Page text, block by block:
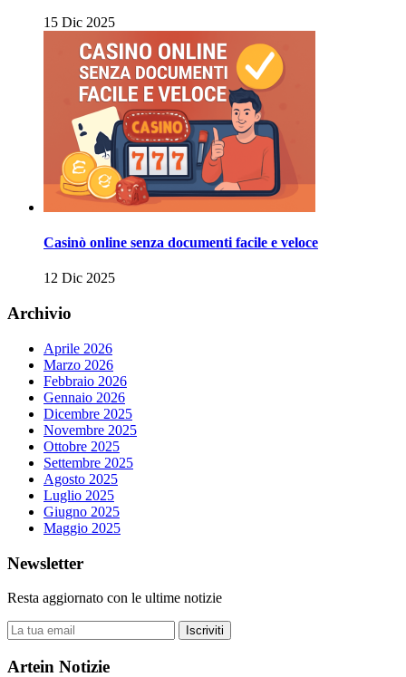
15 Dic 2025
Casinò online senza documenti facile e veloce
12 Dic 2025
Archivio
Aprile 2026
Marzo 2026
Febbraio 2026
Gennaio 2026
Dicembre 2025
Novembre 2025
Ottobre 2025
Settembre 2025
Agosto 2025
Luglio 2025
Giugno 2025
Maggio 2025
Newsletter
Resta aggiornato con le ultime notizie
Iscriviti
Artein Notizie